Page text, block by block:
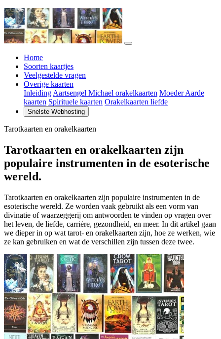
Home
Soorten kaartjes
Veelgestelde vragen
Overige kaarten
Inleiding Aartsengel Michael orakelkaarten Moeder Aarde
kaarten Spirituele kaarten Orakelkaarten liefde
Snelste Webhosting
Tarotkaarten en orakelkaarten
Tarotkaarten en orakelkaarten zijn
populaire instrumenten in de esoterische
wereld.
Tarotkaarten en orakelkaarten zijn populaire instrumenten in de
esoterische wereld. Ze worden vaak gebruikt als een vorm van
divinatie of waarzeggerij om antwoorden te vinden op vragen over
het leven, de liefde, carrière, gezondheid, en meer. In dit artikel gaan
we dieper in op wat tarot- en orakelkaarten zijn, hoe ze werken, wie
ze kan gebruiken en wat de verschillen zijn tussen deze twee.